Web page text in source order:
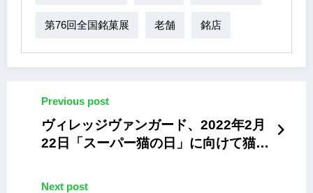
第76回全国銘菓展 老舗 銘店
Previous post
ヴィレッジヴァンガード、2022年2月
22日「スーパー猫の日」に向けて猫ア
Next post